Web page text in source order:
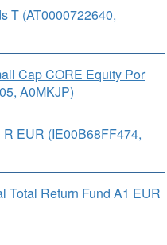
T (AT0000722640,
Cap CORE Equity Por
A0MKJP)
EUR (IE00B68FF474,
Total Return Fund A1 EUR